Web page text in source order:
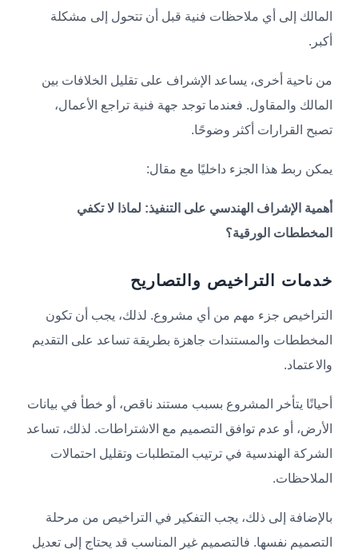
المالك إلى أي ملاحظات فنية قبل أن تتحول إلى مشكلة
أكبر.
من ناحية أخرى، يساعد الإشراف على تقليل الخلافات بين
المالك والمقاول. فعندما توجد جهة فنية تراجع الأعمال،
تصبح القرارات أكثر وضوحًا.
يمكن ربط هذا الجزء داخليًا مع مقال:
أهمية الإشراف الهندسي على التنفيذ: لماذا لا تكفي
المخططات الورقية؟
خدمات التراخيص والتصاريح
التراخيص جزء مهم من أي مشروع. لذلك، يجب أن تكون
المخططات والمستندات جاهزة بطريقة تساعد على التقديم
والاعتماد.
أحيانًا يتأخر المشروع بسبب مستند ناقص، أو خطأ في بيانات
الأرض، أو عدم توافق التصميم مع الاشتراطات. لذلك، تساعد
الشركة الهندسية في ترتيب المتطلبات وتقليل احتمالات
الملاحظات.
بالإضافة إلى ذلك، يجب التفكير في التراخيص من مرحلة
التصميم نفسها. فالتصميم غير المناسب قد يحتاج إلى تعديل